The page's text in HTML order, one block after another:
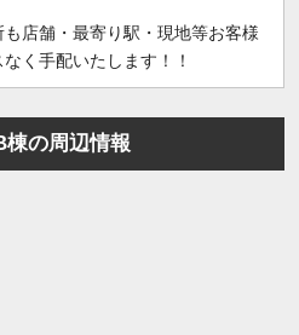
店舗・最寄り駅・現地等お客様
く手配いたします！！
の周辺情報